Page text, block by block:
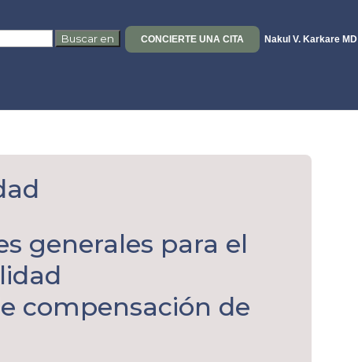
CONCIERTE UNA CITA Nakul V. Karkare MD
generales para el
compensación de